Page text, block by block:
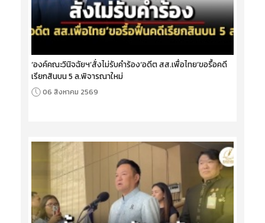
‘องค์คณะวินิจฉัยฯ’สั่งไม่รับคำร้อง‘อดีต สส.เพื่อไทย’ขอรื้อคดี
เรียกสินบน 5 ล.พิจารณาใหม่
06 สิงหาคม 2569